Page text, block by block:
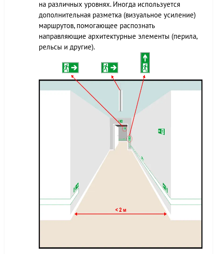
на различных уровнях. Иногда используется
дополнительная разметка (визуальное усиление)
маршрутов, помогающее распознать
направляющие архитектурные элементы (перила,
рельсы и другие).